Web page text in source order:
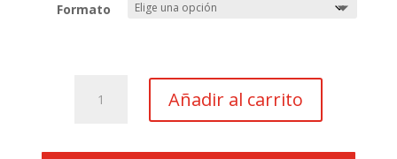
Formato
Supongamos
Añadir al carrito